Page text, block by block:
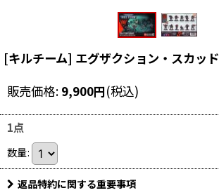
[キルチーム] エグザクション・スカッド
販売価格: 9,900円(税込)
1点
数量:
返品特約に関する重要事項